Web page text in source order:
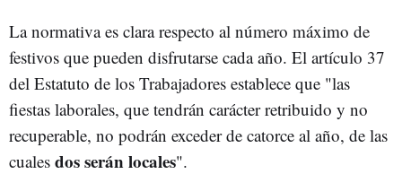
La normativa es clara respecto al número máximo de
festivos que pueden disfrutarse cada año. El artículo 37
del Estatuto de los Trabajadores establece que "las
fiestas laborales, que tendrán carácter retribuido y no
recuperable, no podrán exceder de catorce al año, de las
cuales dos serán locales".